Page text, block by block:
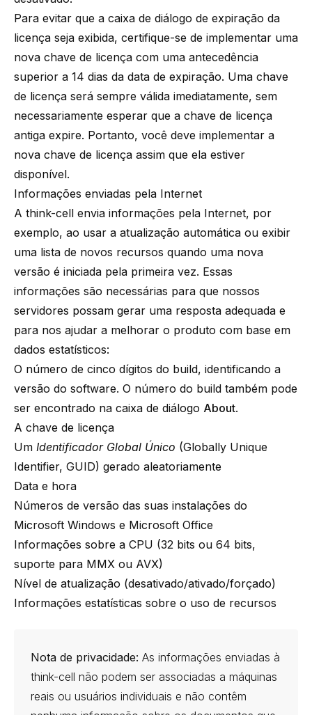
Para evitar que a caixa de diálogo de expiração da
licença seja exibida, certifique-se de implementar uma
nova chave de licença com uma antecedência
superior a 14 dias da data de expiração. Uma chave
de licença será sempre válida imediatamente, sem
necessariamente esperar que a chave de licença
antiga expire. Portanto, você deve implementar a
nova chave de licença assim que ela estiver
disponível.
Informações enviadas pela Internet
A think-cell envia informações pela Internet, por
exemplo, ao usar a atualização automática ou exibir
uma lista de novos recursos quando uma nova
versão é iniciada pela primeira vez. Essas
informações são necessárias para que nossos
servidores possam gerar uma resposta adequada e
para nos ajudar a melhorar o produto com base em
dados estatísticos:
O número de cinco dígitos do build, identificando a
versão do software. O número do build também pode
ser encontrado na caixa de diálogo About.
A chave de licença
Um Identificador Global Único (Globally Unique
Identifier, GUID) gerado aleatoriamente
Data e hora
Números de versão das suas instalações do
Microsoft Windows e Microsoft Office
Informações sobre a CPU (32 bits ou 64 bits,
suporte para MMX ou AVX)
Nível de atualização (desativado/ativado/forçado)
Informações estatísticas sobre o uso de recursos
Nota de privacidade: As informações enviadas à
think-cell não podem ser associadas a máquinas
reais ou usuários individuais e não contêm